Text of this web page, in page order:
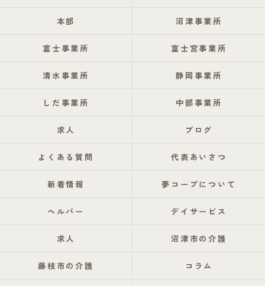
本部 沼津事業所
富士事業所 富士宮事業所
清水事業所 静岡事業所
しだ事業所 中部事業所
求人 ブログ
よくある質問 代表あいさつ
新着情報 夢コープについて
ヘルパー デイサービス
求人 沼津市の介護
藤枝市の介護 コラム